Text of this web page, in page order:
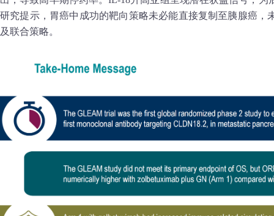
研究提示，胃癌中成功的靶向策略未必能直接复制至胰腺癌，
及联合策略。